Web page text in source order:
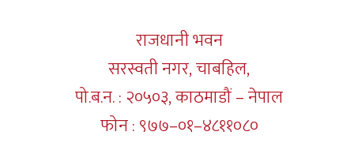
राजधानी भवन
सरस्वती नगर, चाबहिल,
पो.ब.न. : २०५०३, काठमाडौं – नेपाल
फोन : ९७७–०१–४८११०८०